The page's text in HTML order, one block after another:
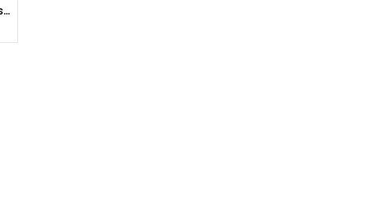
Hervidora de Agua Oster Negro